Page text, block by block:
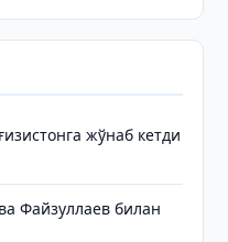
жўнаб кетди
Файзуллаев билан